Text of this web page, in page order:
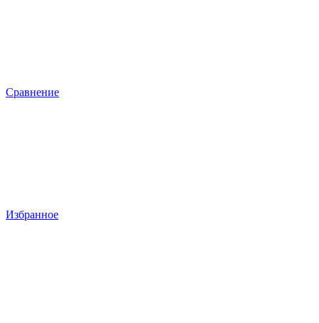
Сравнение
Избранное